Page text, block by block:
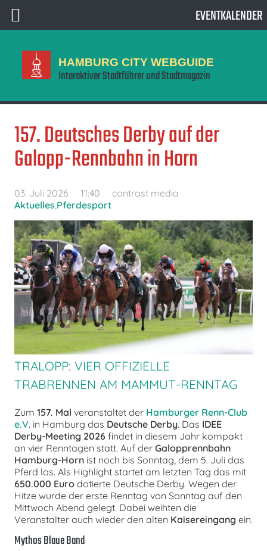
HAMBURG CITY WEBGUIDE
Interaktiver Stadtführer und Stadtmagazin
157. Deutsches Derby auf der
Galopp-Rennbahn in Horn
03. Juli 2026 11:40
contrast media
Aktuelles Pferdesport
TRALOPP: VIER OFFIZIELLE
TRABRENNEN AM MAMMUT-RENNTAG
Zum 157. Mal veranstaltet der Hamburger Renn-Club
e.V. in Hamburg das Deutsche Derby. Das IDEE
Derby-Meeting 2026 findet in diesem Jahr kompakt
an vier Renntagen statt. Auf der Galopprennbahn
Hamburg-Horn ist noch bis Sonntag, dem 5. Juli das
Pferd los. Als Highlight startet am letzten Tag das mit
650.000 Euro dotierte Deutsche Derby. Wegen der
Hitze wurde der erste Renntag von Sonntag auf den
Mittwoch Abend gelegt. Dabei weihten die
Veranstalter auch wieder den alten Kaisereingang ein.
Mythos Blaue Band
EVENTKALENDER